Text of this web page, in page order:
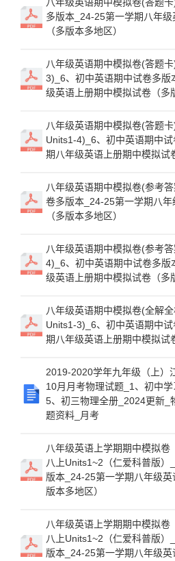
多版本_24-25第一学期八年
（多版本多地区）
八年级英语期中模拟卷(答题
3)_6、初中英语期中试卷多
级英语上册期中模拟试卷（多
八年级英语期中模拟卷(答题
Units1-4)_6、初中英语期中
期八年级英语上册期中模拟试
八年级英语期中模拟卷(参考
卷多版本_24-25第一学期八
（多版本多地区）
八年级英语期中模拟卷(参考
4)_6、初中英语期中试卷多
级英语上册期中模拟试卷（多
八年级英语期中模拟卷(全解
Units1-3)_6、初中英语期中
期八年级英语上册期中模拟试
2019-2020学年九年级（上）
10月月考物理试题_1、初中
5、初三物理全册_2024更新_
题资料_月考
八年级英语上学期期中模拟卷
八上Units1~2（仁爱科普版）
版本_24-25第一学期八年级
版本多地区）
八年级英语上学期期中模拟卷
八上Units1~2（仁爱科普版）
版本_24-25第一学期八年级